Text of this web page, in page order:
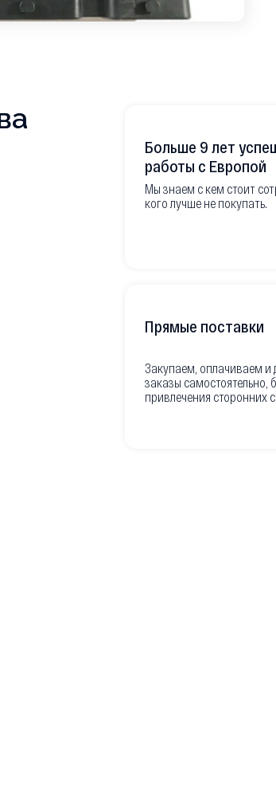
Больше 9 лет
работы с Европой
Мы знаем с кем стоит
кого лучше не покупать.
Прямые поставки
Закупаем, оплачиваем и
заказы самостоятельно,
привлечения сторонних